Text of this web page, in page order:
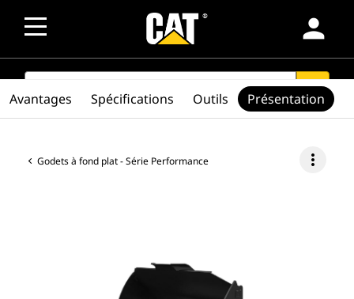
person
SEARCH search
Godets à fond plat - Série Performance more_vert
Avantages Spécifications Outils Présentation